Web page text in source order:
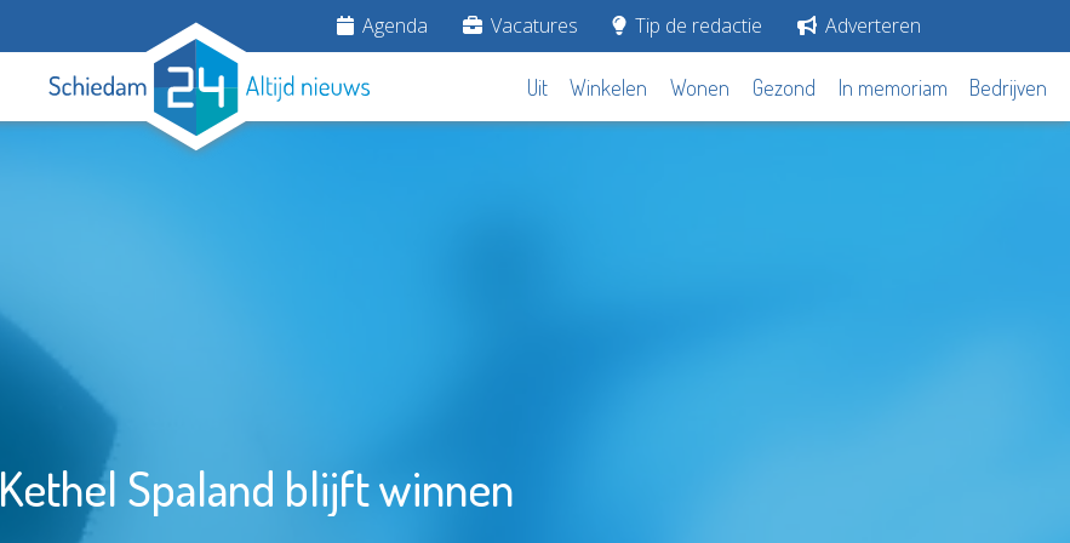
Agenda Vacatures Tip de redactie Adverteren
Uit Winkelen Wonen Gezond In memoriam Bedrijven
Kethel Spaland blijft winnen